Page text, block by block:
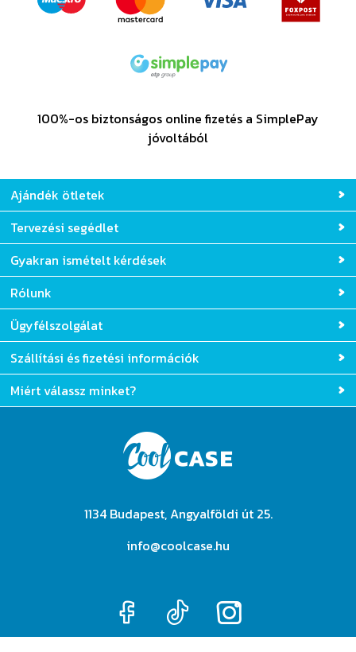
100%-os biztonságos online fizetés a SimplePay
jóvoltából
Ajándék ötletek
Tervezési segédlet
Gyakran ismételt kérdések
Rólunk
Ügyfélszolgálat
Szállítási és fizetési információk
Miért válassz minket?
1134 Budapest, Angyalföldi út 25.
info@coolcase.hu